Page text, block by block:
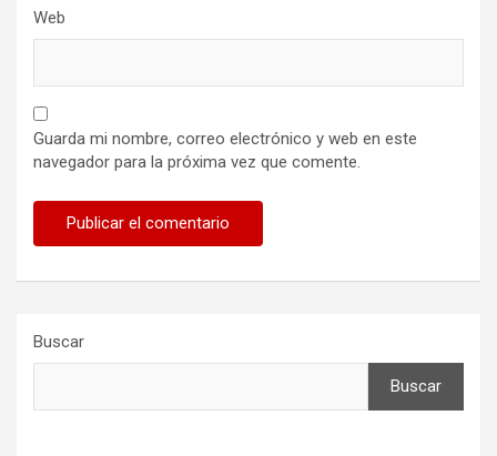
Web
Guarda mi nombre, correo electrónico y web en este
navegador para la próxima vez que comente.
Buscar
Buscar